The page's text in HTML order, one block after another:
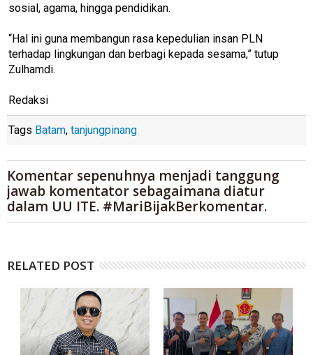
sosial, agama, hingga pendidikan.
“Hal ini guna membangun rasa kepedulian insan PLN
terhadap lingkungan dan berbagi kepada sesama,” tutup
Zulhamdi.
Redaksi
Tags Batam, tanjungpinang
Komentar sepenuhnya menjadi tanggung
jawab komentator sebagaimana diatur
dalam UU ITE. #MariBijakBerkomentar.
RELATED POST